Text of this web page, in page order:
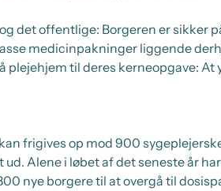
det offentlige: Borgeren er sikker
medicinpakninger liggende
til deres kerneopgave: At
frigives op mod 900
Alene i løbet af det seneste år
nye borgere til at overgå til